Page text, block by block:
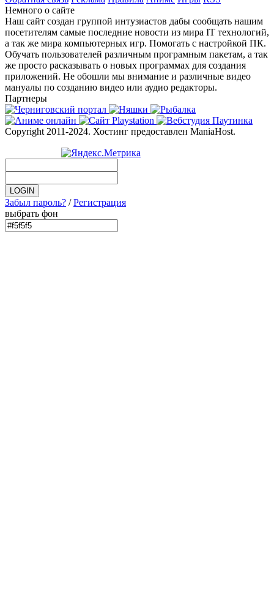
Немного о сайте
Наш сайт создан группой интузиастов дабы сообщать нашим
посетителям самые последние новости из мира IT технологий,
а так же мира компьютерных игр. Помогать с настройкой ПК.
Обучать пользователей различным програмным пакетам, а так
же просто расказывать о новых программах для создания
приложений. Не обошли мы внимание и различные видео
мануалы по созданию видео или аудио редакторы.
Партнеры
Copyright 2011-2024. Хостинг предоставлен ManiaHost.
Забыл пароль? /Регистрация
выбрать фон